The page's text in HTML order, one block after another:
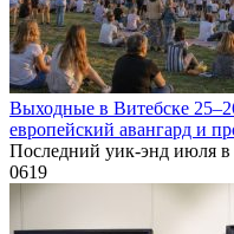
Выходные в Витебске
европейский авангард и
Последний уик-энд июля в
0619